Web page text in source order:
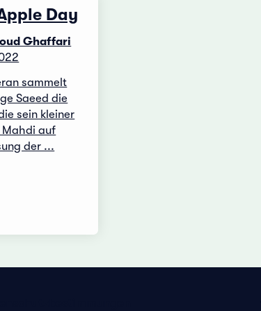
Day
Ghaffari
sammelt
Saeed die
sein kleiner
Mahdi auf
der ...